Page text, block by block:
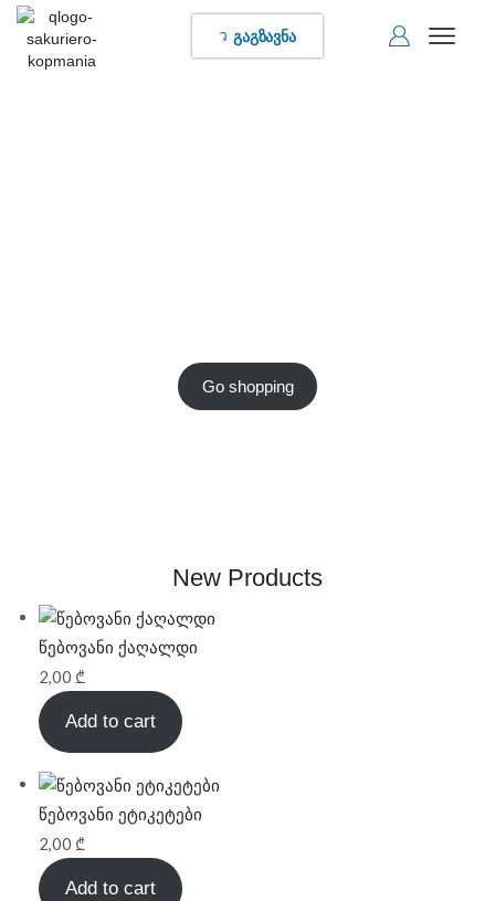
გაგზავნა
Go shopping
New Products
წებოვანი ქაღალდი
2,00 ₾
Add to cart
წებოვანი ეტიკეტები
2,00 ₾
Add to cart